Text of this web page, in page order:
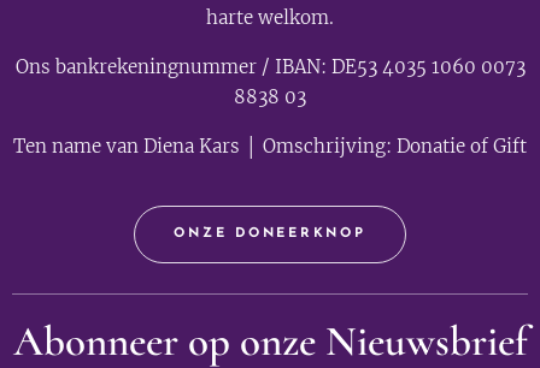
harte welkom.
Ons bankrekeningnummer / IBAN: DE53 4035 1060 0073
8838 03
Ten name van Diena Kars │ Omschrijving: Donatie of Gift
ONZE DONEERKNOP
Abonneer op onze Nieuwsbrief